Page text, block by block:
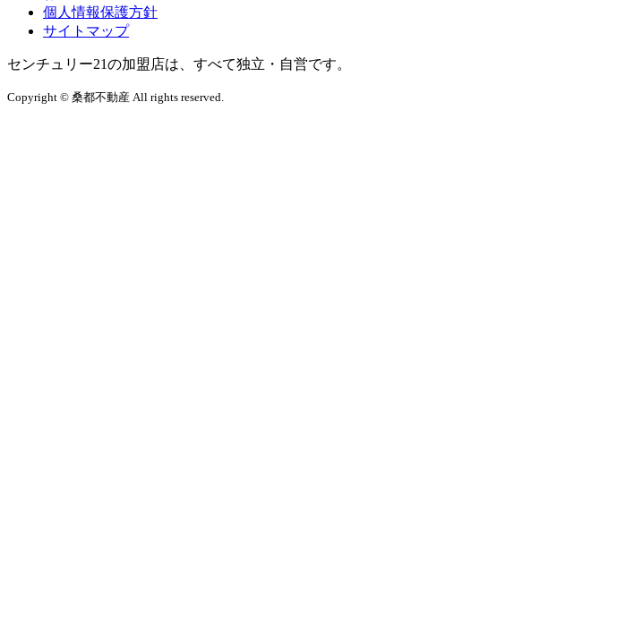
個人情報保護方針
サイトマップ
センチュリー21の加盟店は、すべて独立・自営です。
Copyright © 桑都不動産 All rights reserved.